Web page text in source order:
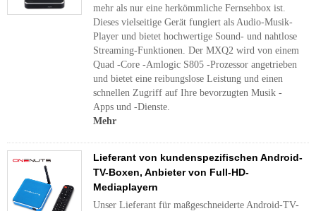
mehr als nur eine herkömmliche Fernsehbox ist.
Dieses vielseitige Gerät fungiert als Audio-Musik-
Player und bietet hochwertige Sound- und nahtlose
Streaming-Funktionen. Der MXQ2 wird von einem
Quad -Core -Amlogic S805 -Prozessor angetrieben
und bietet eine reibungslose Leistung und einen
schnellen Zugriff auf Ihre bevorzugten Musik -
Apps und -Dienste.
Mehr
Lieferant von kundenspezifischen Android-
TV-Boxen, Anbieter von Full-HD-
Mediaplayern
Unser Lieferant für maßgeschneiderte Android-TV-